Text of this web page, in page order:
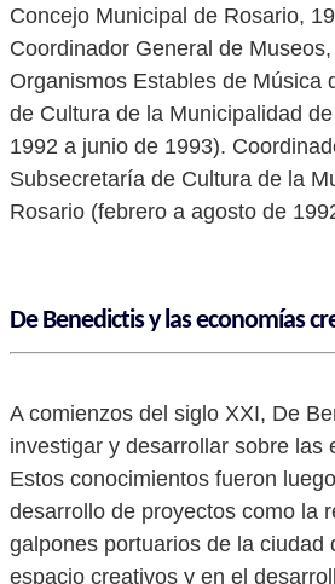
Concejo Municipal de Rosario,
Coordinador General de
Organismos Estables de Música
de Cultura de la Municipalidad
1992 a junio de 1993).
Subsecretaría de Cultura de la
Rosario (febrero a agosto de
De Benedictis y las economías
A comienzos del siglo XXI, De
investigar y desarrollar sobre las
Estos conocimientos fueron
desarrollo de proyectos como la
galpones portuarios de la ciudad
espacio creativos y en el